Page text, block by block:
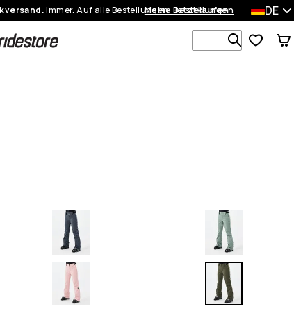
Immer. Auf alle Bestellungen. Jetzt kaufen
Meine Bestellungen DE